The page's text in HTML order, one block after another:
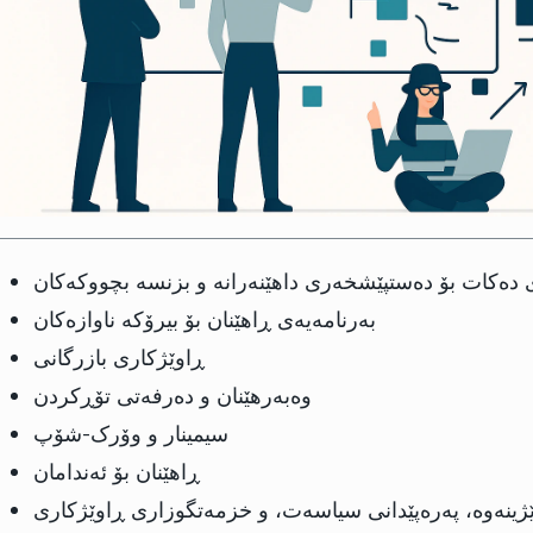
بۆ دەستپێشخەری داهێنەرانە و بزنسە بچووکەکان
بەرنامەیەی ڕاهێنان بۆ بیرۆکە ناوازەکان
ڕاوێژکاری بازرگانی
وەبەرهێنان و دەرفەتی تۆڕکردن
سیمینار و وۆرک-شۆپ
ڕاهێنان بۆ ئەندامان
پەرەپێدانی سیاسەت، و خزمەتگوزاری ڕاوێژکاری